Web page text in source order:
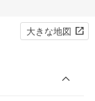
大きな地図